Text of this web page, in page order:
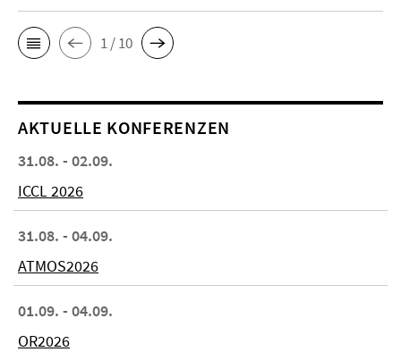
1 / 10
AKTUELLE KONFERENZEN
31.08. - 02.09.
ICCL 2026
31.08. - 04.09.
ATMOS2026
01.09. - 04.09.
OR2026